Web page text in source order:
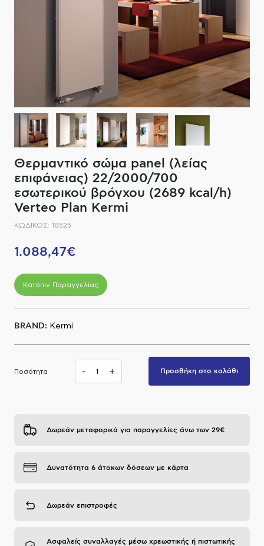
ΕΞΟΠΛΙΣΜΟΣ ΘΕΡΜΑΝΣΗΣ
ΚΑΝΑΤΕΣ-ΠΑΓΟΥΡΙΑ ΦΙΛΤΡΟΥ
ΜΠΑΤΑΡΙΕΣ ΜΠΑΝΙΟΥ
ΣΤΗΛΕΣ - ΥΔΡΟΜΑΣΑΖ
ΚΑΖΑΝΑΚΙΑ
ΚΑΝΑΛΙΑ ΝΤΟΥΖΙΕΡΑΣ
ΕΞΑΡΤΗΜΑΤΑ ΝΤΟΥΣ
ΣΥΣΤΗΜΑΤΑ ΜΠΙΝΤΕ - FLUSH
ΗΛΕΚΤΡΟΝΙΚΕΣ ΜΠΑΤΑΡΙΕΣ
Α.Μ.Ε.Α
Θερμαντικό σώμα panel (λείας
επιφάνειας) 22/2000/700
εσωτερικού βρόγχου (2689 kcal/h)
Verteo Plan Kermi
ΚΩΔΙΚΟΣ: 18525
1.088,47€
Κατόπιν Παραγγελίας
BRAND: Kermi
Ποσότητα - + Προσθήκη στο καλάθι
Δωρεάν μεταφορικά για παραγγελίες άνω των 29€
Δυνατότητα 6 άτοκων δόσεων με κάρτα
Δωρεάν επιστροφές
Ασφαλείς συναλλαγές μέσω χρεωστικής ή πιστωτικής